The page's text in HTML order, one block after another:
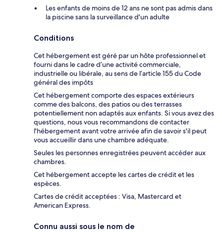
Les enfants de moins de 12 ans ne sont pas admis dans
la piscine sans la surveillance d'un adulte
Conditions
Cet hébergement est géré par un hôte professionnel et
fourni dans le cadre d’une activité commerciale,
industrielle ou libérale, au sens de l’article 155 du Code
général des impôts
Cet hébergement comporte des espaces extérieurs
comme des balcons, des patios ou des terrasses
potentiellement non adaptés aux enfants. Si vous avez des
questions, nous vous recommandons de contacter
l'hébergement avant votre arrivée afin de savoir s'il peut
vous accueillir dans une chambre adéquate.
Seules les personnes enregistrées peuvent accéder aux
chambres.
Cet hébergement accepte les cartes de crédit et les
espèces.
Cartes de crédit acceptées : Visa, Mastercard et
American Express.
Connu aussi sous le nom de